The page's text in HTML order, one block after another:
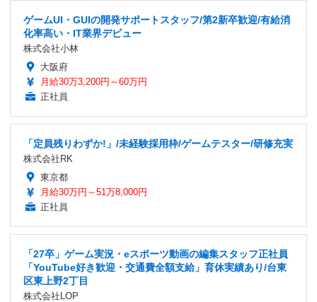
ゲームUI・GUIの開発サポートスタッフ/第2新卒歓迎/有給消
化率高い・IT業界デビュー
株式会社小林
大阪府
月給30万3,200円～60万円
正社員
「定員残りわずか!」/未経験採用枠/ゲームテスター/研修充実
株式会社RK
東京都
月給30万円～51万8,000円
正社員
「27卒」ゲーム実況・eスポーツ動画の編集スタッフ正社員
「YouTube好き歓迎・交通費全額支給」育休実績あり/台東
区東上野2丁目
株式会社LOP